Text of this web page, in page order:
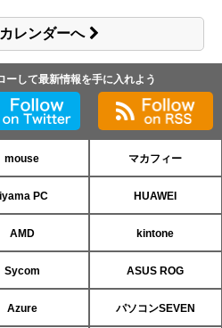
レンダーへ
ーして最新情報を手に入れよう
mouse マカフィー
PC HUAWEI
AMD kintone
Sycom ASUS ROG
Azure パソコンSEVEN